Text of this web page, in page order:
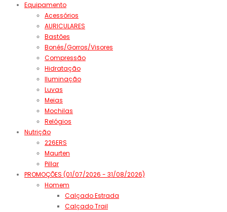
Equipamento
Acessórios
AURICULARES
Bastões
Bonés/Gorros/Visores
Compressão
Hidratação
Iluminação
Luvas
Meias
Mochilas
Relógios
Nutrição
226ERS
Maurten
Pillar
PROMOÇÕES (01/07/2026 - 31/08/2026)
Homem
Calçado Estrada
Calçado Trail